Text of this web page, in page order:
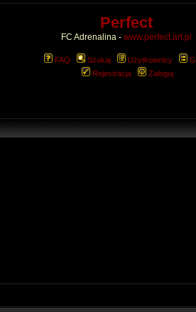
Perfect
FC Adrenalina - www.perfect.art.pl
FAQ Szukaj Użytkownicy
Rejestracja
Zaloguj